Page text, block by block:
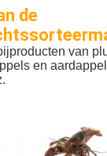
de
van
en